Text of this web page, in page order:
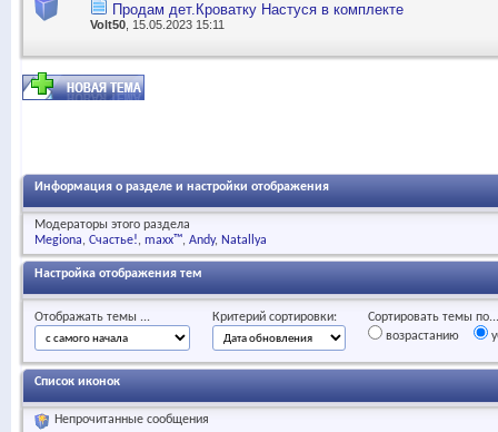
Продам дет.Кроватку Настуся в комплекте
Volt50 , 15.05.2023 15:11
Информация о разделе и настройки отображения
Модераторы этого раздела
Megiona Счастье! maxx™ Andy Natallya
Настройка отображения тем
Отображать темы ... Критерий сортировки:
Сортировать темы по...
возрастанию
Список иконок
Непрочитанные сообщения